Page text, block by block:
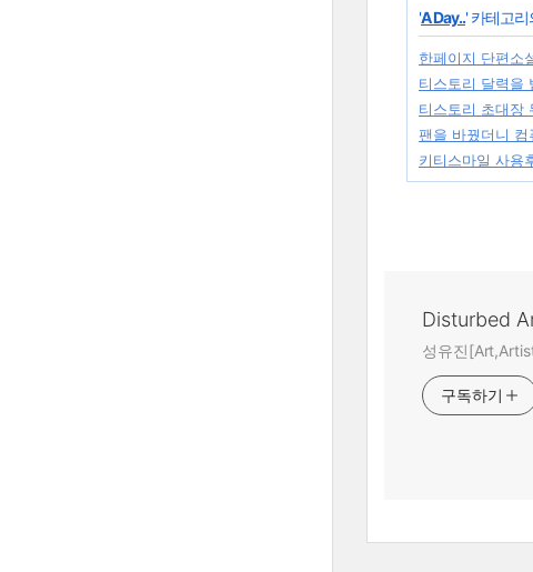
'A Day..' 카테고
한페이지 단편소
티스토리 달력을
티스토리 초대장
팬을 바꿨더니
키티스마일 사용
Disturbed
성유진
구독하기